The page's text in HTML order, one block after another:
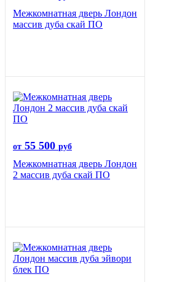
Межкомнатная дверь Лондон
массив дуба скай ПО
от 55 500 руб
Межкомнатная дверь Лондон
2 массив дуба скай ПО